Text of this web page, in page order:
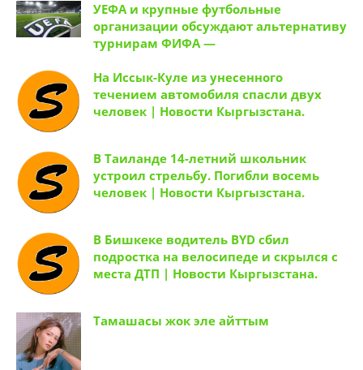
УЕФА и крупные футбольные
организации обсуждают альтернативу
турнирам ФИФА —
На Иссык-Куле из унесенного
течением автомобиля спасли двух
человек | Новости Кыргызстана.
В Таиланде 14-летний школьник
устроил стрельбу. Погибли восемь
человек | Новости Кыргызстана.
В Бишкеке водитель BYD сбил
подростка на велосипеде и скрылся с
места ДТП | Новости Кыргызстана.
Тамашасы жок эле айттым